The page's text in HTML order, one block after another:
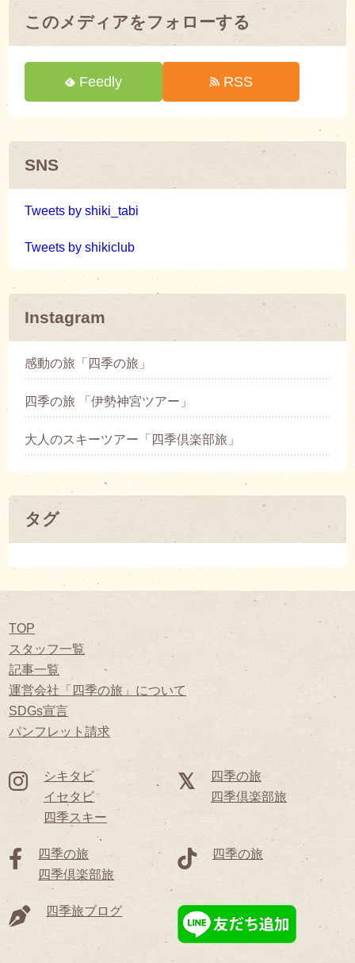
このメディアをフォローする
Feedly RSS
SNS
Tweets by shiki_tabi
Tweets by shikiclub
Instagram
感動の旅「四季の旅」
四季の旅 「伊勢神宮ツアー」
大人のスキーツアー「四季倶楽部旅」
タグ
TOP
スタッフ一覧
記事一覧
運営会社「四季の旅」について
SDGs宣言
パンフレット請求
シキタビ
イセタビ
四季スキー
四季の旅
四季倶楽部旅
四季の旅
四季倶楽部旅
四季の旅
四季旅ブログ